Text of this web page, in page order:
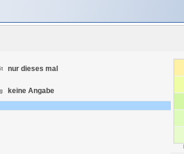
nur dieses mal
keine Angabe